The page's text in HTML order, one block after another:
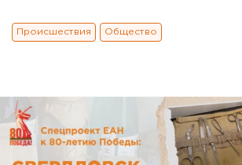
Происшествия Общество